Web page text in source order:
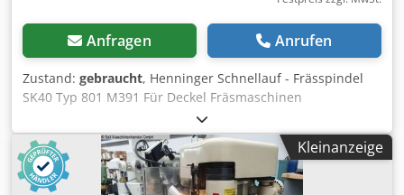
Anfragen Anrufen
Zustand: gebraucht, Henninger Schnellauf - Frässpindel
SK40 Typ 801 M391 Für Deckel Fräsmaschinen
Übersetzung: 1:6 Credpfxevygxno Ab Eef Max. Drehzahl:
12.000 1/min Dauer-Drehzahl: 10.000 1/min Temperatur:
ca. 60°C mit Werkzeugen über: ø 12 mm Mit 14
Spannzangen Spannbereich 2 - 15 mm
Kleinanzeige